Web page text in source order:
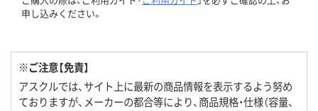
申し込みください。
※ご注意【免責】
アスクルでは、サイト上に最新の商品情報を表示するよう努め
ておりますが、メーカーの都合等により、商品規格・仕様（容量、